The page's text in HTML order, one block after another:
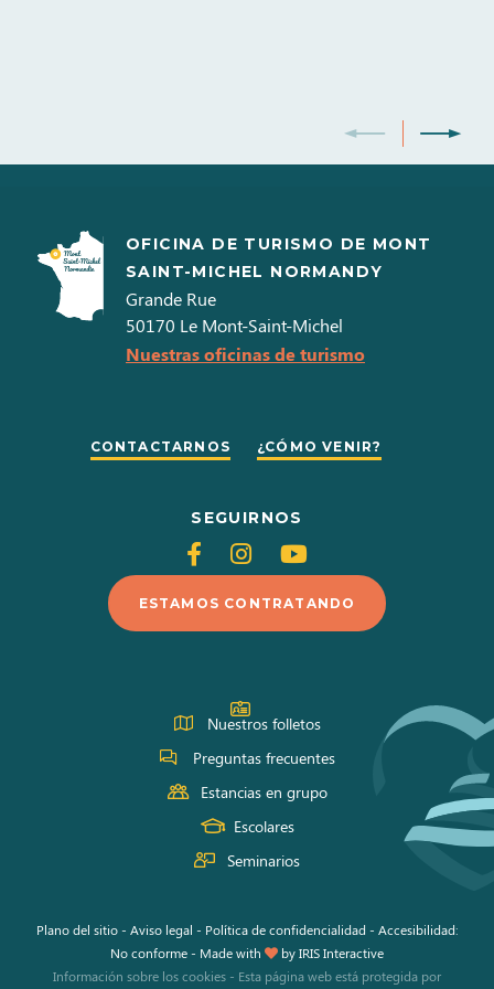
OFICINA DE TURISMO DE MONT
SAINT-MICHEL NORMANDY
Grande Rue
50170 Le Mont-Saint-Michel
Nuestras oficinas de turismo
CONTACTARNOS ¿CÓMO VENIR?
SEGUIRNOS
Siganos
en
Facebook
Siganos
en
Instagram
Siganos
en
Youtube
ESTAMOS CONTRATANDO
Nuestros folletos
Preguntas frecuentes
Estancias en grupo
Escolares
Seminarios
Plano del sitio- Aviso legal - Política de confidencialidad - Accesibilidad:
No conforme- Made with byIRIS Interactive
Información sobre los cookies - Esta página web está protegida por